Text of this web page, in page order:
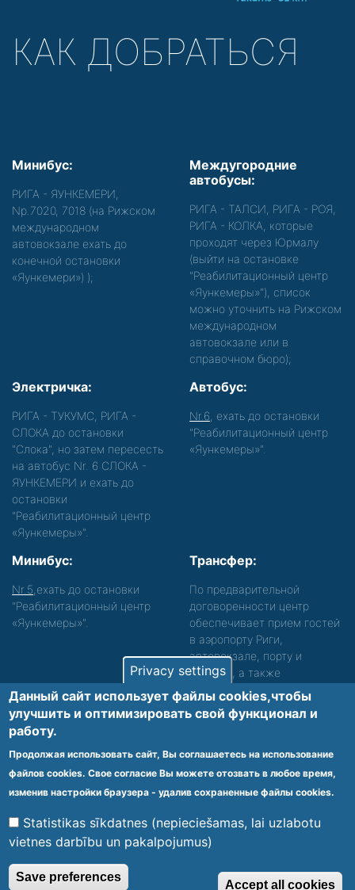
КАК ДОБРАТЬСЯ
Минибус:
РИГА - ЯУНКЕМЕРИ,
Nр.7020, 7018 (на Рижском
международном
автовокзале ехать до
конечной остановки
«Яункемери») );
Междугородние
автобусы:
РИГА - ТАЛСИ, РИГА - РОЯ,
РИГА - КОЛКА, которые
проходят через Юрмалу
(выйти на остановке
"Реабилитационный центр
«Яункемеры»"), список
можно уточнить на Рижском
международном
автовокзале или в
справочном бюро);
Электричка:
РИГА - ТУКУМС, РИГА -
СЛОКА до остановки
"Слока", но затем пересесть
на автобус Nr. 6 СЛОКА -
ЯУНКЕМЕРИ и ехать до
остановки
"Реабилитационный центр
«Яункемеры»".
Автобус:
Nr.6 , ехать до остановки
"Реабилитационный центр
«Яункемеры»".
Минибус:
Nr.5 ,ехать до остановки
"Реабилитационный центр
«Яункемеры»".
Трансфер:
По предварительной
договоренности центр
обеспечивает прием гостей
в аэропорту Риги,
автовокзале, порту и
вокзале, а также
сопровождение. Просьба
звонить, чтобы уточнить
детали.
Обеспечиваем доступность среды для лиц с
функциональными нарушениями.
Footer
menu
Vietnes karte Noteikumi un privātuma politika
© 2020 Kūrorta Rehabilitācijas Centrs - Jaunķemeri. Visas tiesības
Privacy settings
Данный сайт использует файлы cookies,чтобы
улучшить и оптимизировать cвой функционал и
работу.
Продолжая использовать сайт, Вы соглашаетесь на использование
файлов cookies. Свое согласие Вы можете отозвать в любое время,
изменив настройки браузера - удалив сохраненные файлы cookies.
Statistikas sīkdatnes (nepieciešamas, lai uzlabotu
vietnes darbību un pakalpojumus)
Save preferences
Accept all cookies